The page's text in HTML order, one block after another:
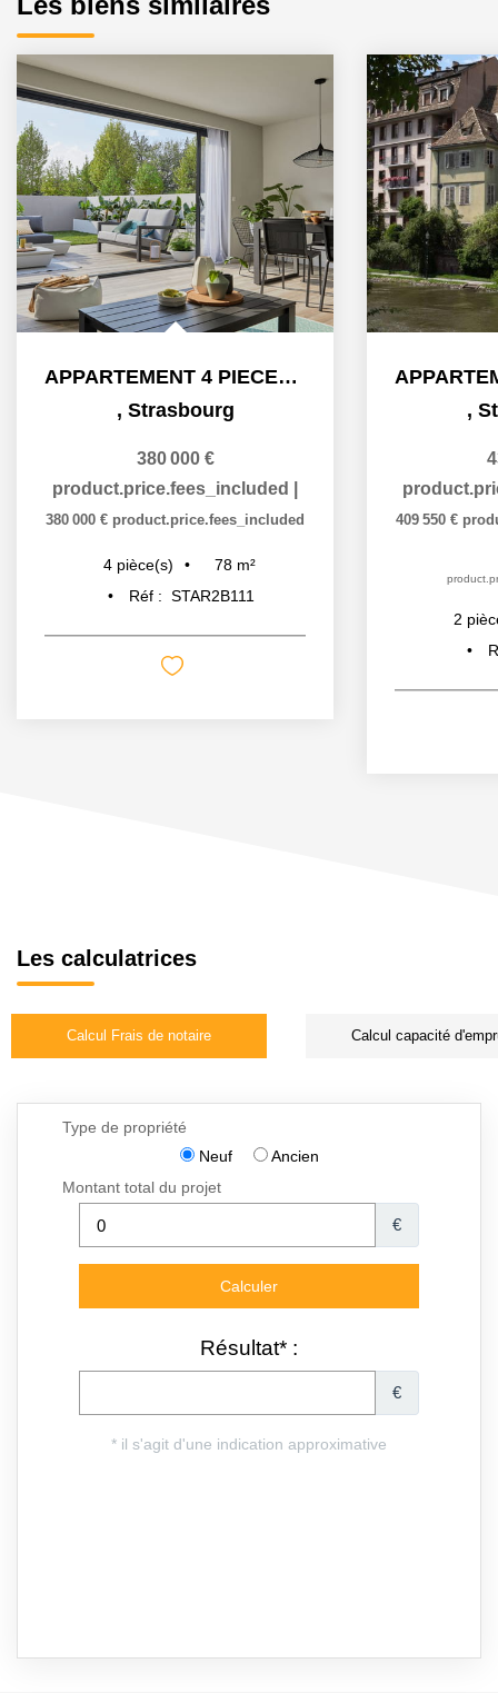
APPARTEMENT 4 PIECES - PROGRAMME QUARTIER DU DANUBE A...
Strasbourg
380 000 €
|
000 € product.price.fees_included
pièce(s) 78 m²
Réf :
STAR2B111
432
409 550 €
pièce(s)
Réf :
Les calculatrices
Calcul Frais de notaire Calcul capacité